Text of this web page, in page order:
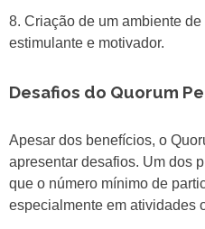
8. Criação de um ambiente
estimulante e motivador.
Desafios do Quorum
Apesar dos benefícios, o
apresentar desafios. Um dos
que o número mínimo de
especialmente em atividades